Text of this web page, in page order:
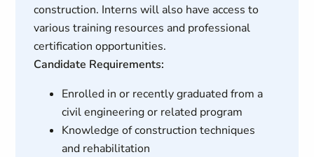
construction. Interns will also have access to
various training resources and professional
certification opportunities.
Candidate Requirements:
Enrolled in or recently graduated from a
civil engineering or related program
Knowledge of construction techniques
and rehabilitation